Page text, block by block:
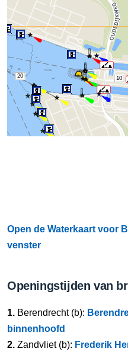
20 10
Open de Waterkaart voor
venster
Openingstijden van
1. Berendrecht (b):
binnenhoofd
2. Zandvliet (b): Frederik